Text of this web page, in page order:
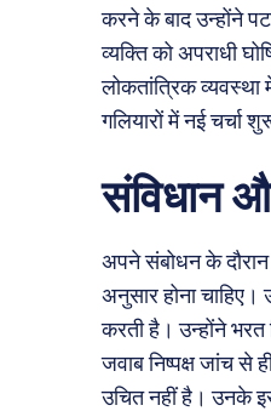
करने के बाद उन्होंने
व्यक्ति को अपराधी
लोकतांत्रिक व्यवस्था
गलियारों में नई चर्चा
संविधान
अपने संबोधन के
अनुसार होना चाहिए।
करती है। उन्होंने
जवाब निष्पक्ष जांच से
उचित नहीं है। उनके